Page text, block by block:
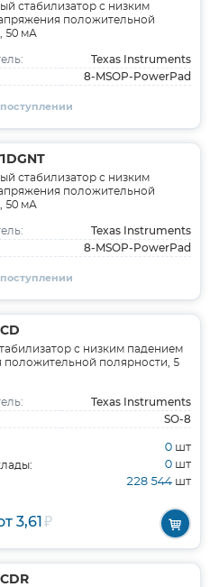
стабилизатор с низким
положительной
50 мА
Texas Instruments
8-MSOP-PowerPad
стабилизатор с низким
положительной
50 мА
Texas Instruments
8-MSOP-PowerPad
с низким падением
положительной полярности, 5
Texas Instruments
SO-8
0 шт
0 шт
228 544 шт
3,61₽